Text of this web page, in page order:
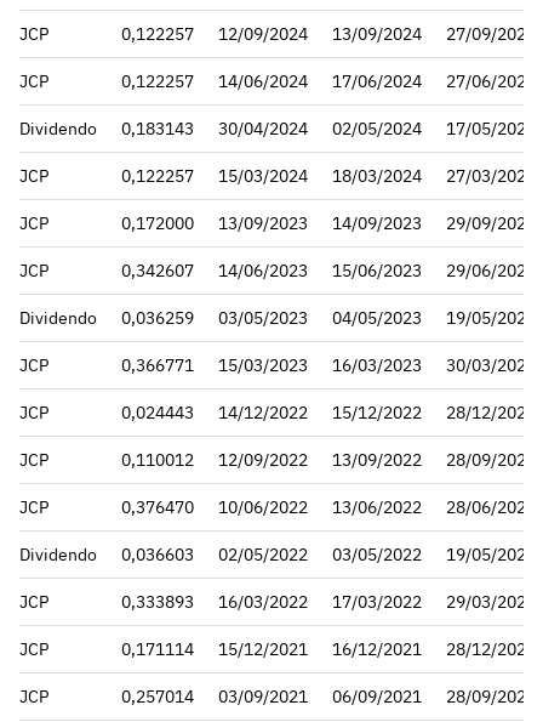
JCP 0,122257 12/09/2024 13/09/2024 27/09/2024
JCP 0,122257 14/06/2024 17/06/2024 27/06/2024
Dividendo 0,183143 30/04/2024 02/05/2024 17/05/2024
JCP 0,122257 15/03/2024 18/03/2024 27/03/2024
JCP 0,172000 13/09/2023 14/09/2023 29/09/2023
JCP 0,342607 14/06/2023 15/06/2023 29/06/2023
Dividendo 0,036259 03/05/2023 04/05/2023 19/05/2023
JCP 0,366771 15/03/2023 16/03/2023 30/03/2023
JCP 0,024443 14/12/2022 15/12/2022 28/12/2022
JCP 0,110012 12/09/2022 13/09/2022 28/09/2022
JCP 0,376470 10/06/2022 13/06/2022 28/06/2022
Dividendo 0,036603 02/05/2022 03/05/2022 19/05/2022
JCP 0,333893 16/03/2022 17/03/2022 29/03/2022
JCP 0,171114 15/12/2021 16/12/2021 28/12/2021
JCP 0,257014 03/09/2021 06/09/2021 28/09/2021